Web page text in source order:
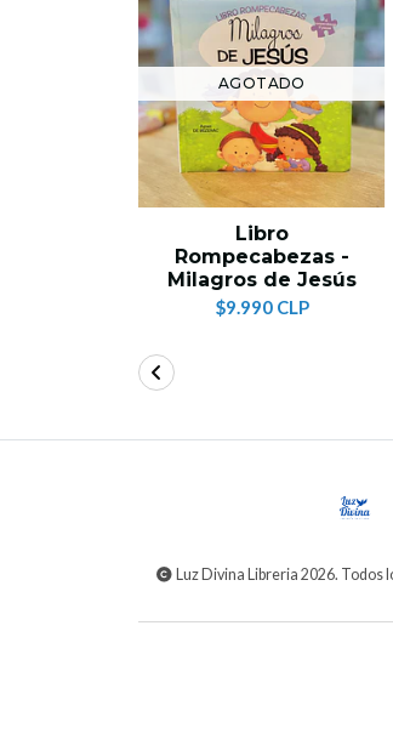
AGOTADO
Libro
Rompecabezas -
Milagros de Jesús
$9.990 CLP
Luz Divina Libreria 2026.